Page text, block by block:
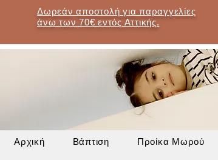
Δωρεάν αποστολή για παραγγελίες
άνω των 70€ εντός Αττικής.
Αρχική Βάπτιση Προίκα Μωρού